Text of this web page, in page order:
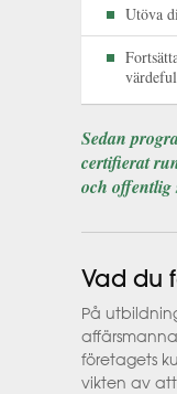
Utöva
Sedan
certifierat
och offentlig
Vad du
På
företagets
vikten av